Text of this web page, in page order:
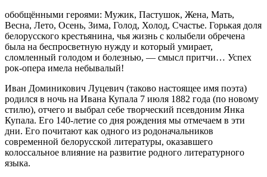
обобщёнными героями: Мужик, Пастушок, Жена, Мать,
Весна, Лето, Осень, Зима, Голод, Холод, Счастье. Горькая доля
белорусского крестьянина, чья жизнь с колыбели обречена
была на беспросветную нужду и который умирает,
сломленный голодом и болезнью, — смысл притчи… Успех
рок-опера имела небывалый!
Иван Доминикович Луцевич (таково настоящее имя поэта)
родился в ночь на Ивана Купала 7 июля 1882 года (по новому
стилю), отчего и выбрал себе творческий псевдоним Янка
Купала. Его 140-летие со дня рождения мы отмечаем в эти
дни. Его почитают как одного из родоначальников
современной белорусской литературы, оказавшего
колоссальное влияние на развитие родного литературного
языка.